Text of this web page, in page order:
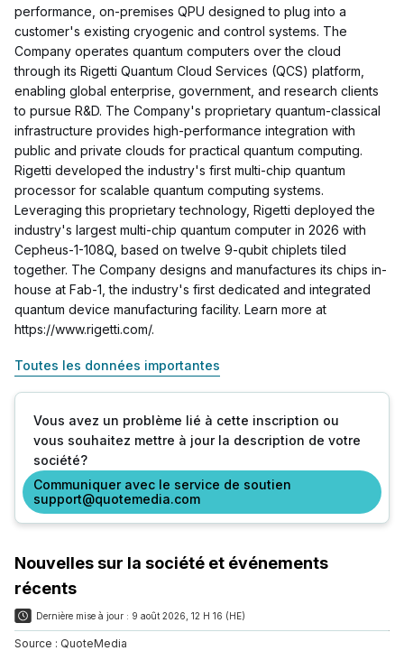
performance, on-premises QPU designed to plug into a
customer's existing cryogenic and control systems. The
Company operates quantum computers over the cloud
through its Rigetti Quantum Cloud Services (QCS) platform,
enabling global enterprise, government, and research clients
to pursue R&D. The Company's proprietary quantum-classical
infrastructure provides high-performance integration with
public and private clouds for practical quantum computing.
Rigetti developed the industry's first multi-chip quantum
processor for scalable quantum computing systems.
Leveraging this proprietary technology, Rigetti deployed the
industry's largest multi-chip quantum computer in 2026 with
Cepheus-1-108Q, based on twelve 9-qubit chiplets tiled
together. The Company designs and manufactures its chips in-
house at Fab-1, the industry's first dedicated and integrated
quantum device manufacturing facility. Learn more at
https://www.rigetti.com/.
Toutes les données importantes
Vous avez un problème lié à cette inscription ou
vous souhaitez mettre à jour la description de votre
société?
Communiquer avec le service de soutien
support@quotemedia.com
Nouvelles sur la société et événements
récents
Dernière mise à jour : 9 août 2026, 12 H 16 (HE)
Source : QuoteMedia